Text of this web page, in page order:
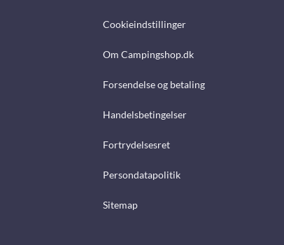
Cookieindstillinger
Om Campingshop.dk
Forsendelse og betaling
Handelsbetingelser
Fortrydelsesret
Persondatapolitik
Sitemap